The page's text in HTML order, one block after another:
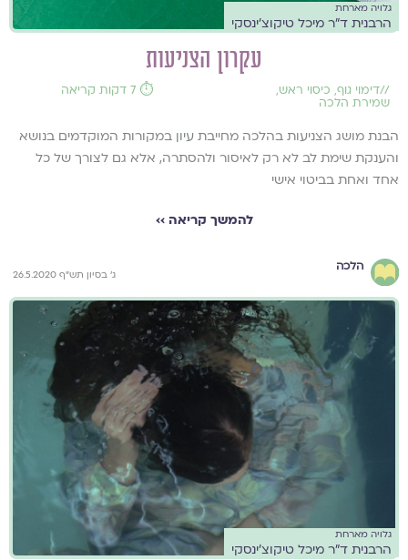
גלויה מארחת
הרבנית ד"ר מיכל טיקוצ'ינסקי
עקרון הצניעות
//דימוי גוף, כיסוי ראש,
שמירת הלכה
⏱️ 7 דקות קריאה
הבנת מושג הצניעות בהלכה מחייבת עיון במקורות המוקדמים בנושא
והענקת שימת לב לא רק לאיסור ולהסתרה, אלא גם לצורך של כל
אחד ואחת בביטוי אישי
להמשך קריאה ››
הלכה
ג' בסיון תש"ף 26.5.2020
גלויה מארחת
הרבנית ד"ר מיכל טיקוצ'ינסקי